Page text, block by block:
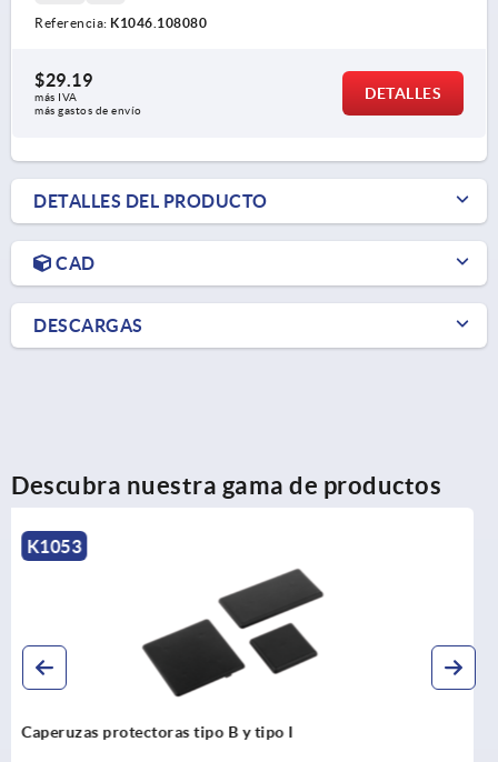
Referencia: K1046.108080
$29.19
más IVA
más gastos de envío
DETALLES
DETALLES DEL PRODUCTO
CAD
DESCARGAS
Descubra nuestra gama de productos
Cubrejuntas